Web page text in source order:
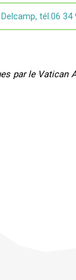
tél.06 34
par le